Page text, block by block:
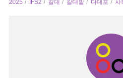
2025 IFS2 갈대 갈대밭 다대포 사